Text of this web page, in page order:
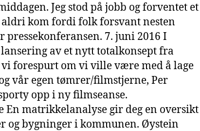
Jeg stod på jobb og forventet et
aldri kom fordi folk forsvant nesten
7. juni 2016 I
av et nytt totalkonsept fra
forespurt om vi ville være med å lage
vår egen tømrer/filmstjerne, Per
opp i ny filmseanse.
En matrikkelanalyse gir deg en oversikt
og bygninger i kommunen. Øystein